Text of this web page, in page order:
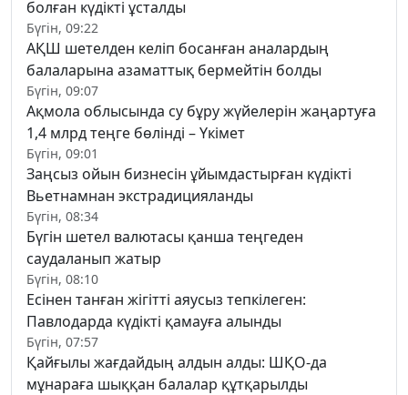
болған күдікті ұсталды
Бүгін, 09:22
АҚШ шетелден келіп босанған аналардың
балаларына азаматтық бермейтін болды
Бүгін, 09:07
Ақмола облысында су бұру жүйелерін жаңартуға
1,4 млрд теңге бөлінді – Үкімет
Бүгін, 09:01
Заңсыз ойын бизнесін ұйымдастырған күдікті
Вьетнамнан экстрадицияланды
Бүгін, 08:34
Бүгін шетел валютасы қанша теңгеден
саудаланып жатыр
Бүгін, 08:10
Есінен танған жігітті аяусыз тепкілеген:
Павлодарда күдікті қамауға алынды
Бүгін, 07:57
Қайғылы жағдайдың алдын алды: ШҚО-да
мұнараға шыққан балалар құтқарылды